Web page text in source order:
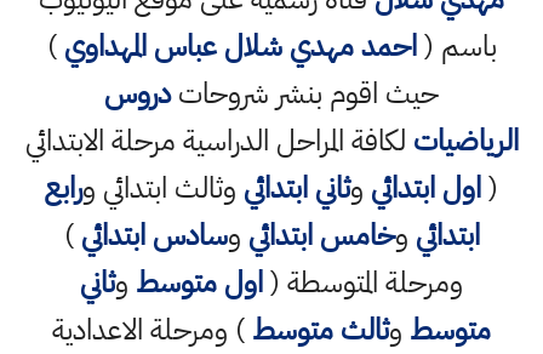
باسم (احمد مهدي شلال عباس المهداوي)
حيث اقوم بنشر شروحاتدروس
الرياضيات لكافة المراحل الدراسية مرحلة الابتدائي
(اول ابتدائي وثاني ابتدائي وثالث ابتدائي ورابع
ابتدائي وخامس ابتدائي وسادس ابتدائي)
ومرحلة المتوسطة (اول متوسط وثاني
متوسط وثالث متوسط) ومرحلة الاعدادية